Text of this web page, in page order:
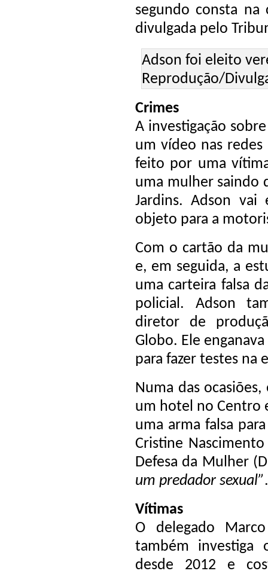
segundo consta na
divulgada pelo
Adson foi eleito
Reprodução/
Crimes
A investigação
um vídeo nas
feito por uma
uma mulher saindo
Jardins. Adson
objeto para a
Com o cartão da
e, em seguida, a
uma carteira falsa
policial. Adson
diretor de
Globo. Ele
para fazer testes na
Numa das
um hotel no Centro
uma arma falsa
Cristine
Defesa da Mulher
um predador sexual”.
Vítimas
O delegado
também investiga
desde 2012 e